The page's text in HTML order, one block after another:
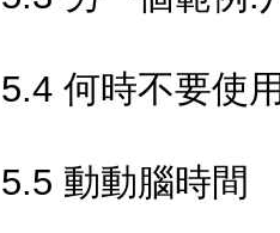
5.4 何時不要使
5.5 動動腦時間